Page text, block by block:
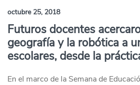
octubre 25, 2018
Futuros docentes
geografía y la robótica a
escolares, desde la
En el marco de la Semana de